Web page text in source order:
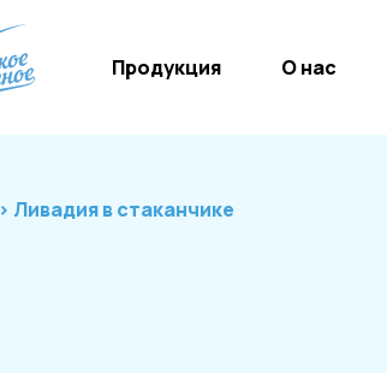
Продукция О нас
› Ливадия в стаканчике